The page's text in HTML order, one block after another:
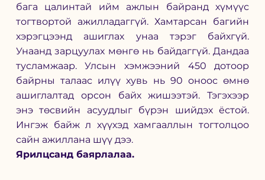
бага цалинтай ийм ажлын байранд хүмүүс
тогтвортой ажилладаггүй. Хамтарсан багийн
хэрэгцээнд ашиглах унаа тэрэг байхгүй.
Унаанд зарцуулах мөнгө нь байдаггүй. Дандаа
тусламжаар. Улсын хэмжээний 450 дотоор
байрны талаас илүү хувь нь 90 оноос өмнө
ашиглалтад орсон байх жишээтэй. Тэгэхээр
энэ төсвийн асуудлыг бүрэн шийдэх ёстой.
Ингэж байж л хүүхэд хамгааллын тогтолцоо
сайн ажиллана шүү дээ.
Ярилцсанд баярлалаа.